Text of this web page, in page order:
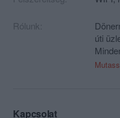
Rólunk:
úti
Kapcsolat